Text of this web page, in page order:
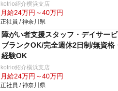
kotrio紹介横浜支店
月給24万円～40万円
正社員 / 神奈川県
障がい者支援スタッフ・デイサー
ブランクOK/完全週休2日制/無資格
経験OK
kotrio紹介横浜支店
月給24万円～40万円
正社員 / 神奈川県